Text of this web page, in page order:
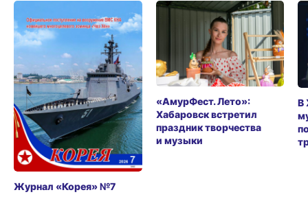
Журнал «Корея» №7
«АмурФест. Лето»:
Хабаровск встретил
праздник творчества
и музыки
В